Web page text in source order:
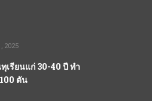
2025
เรียนแก่ 30-40 ปี ทำ
ตัน